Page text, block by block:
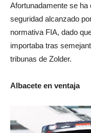
Afortunadamente se
seguridad alcanzado
normativa FIA, dado
importaba tras
tribunas de Zolder.
Albacete en ventaja